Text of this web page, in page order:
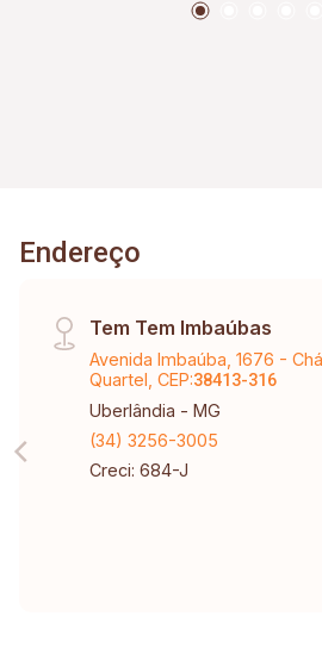
Shoppings E Muito Mais! Super Maxxi A Apenas
Endereço
Tem Tem Imbaúbas
Avenida Imbaúba, 1676 -
Quartel, CEP:38413-316
Uberlândia - MG
(34) 3256-3005
Creci: 684-J